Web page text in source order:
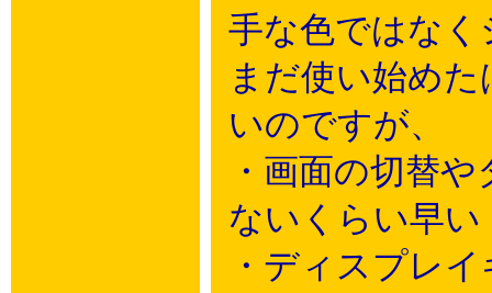
手な色ではな
まだ使い始め
いのですが、
・画面の切替
ないくらい早い
・ディスプレ